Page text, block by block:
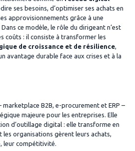
ses besoins, d’optimiser ses achats en
approvisionnements grâce à une
ce modèle, le rôle du dirigeant n’est
coûts : il consiste à transformer les
de croissance et de résilience,
avantage durable face aux crises et à la
marketplace B2B, e-procurement et ERP –
majeure pour les entreprises. Elle
d’outillage digital : elle transforme en
organisations gèrent leurs achats,
leur compétitivité.